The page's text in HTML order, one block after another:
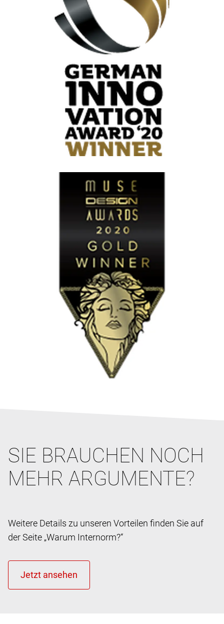
SIE BRAUCHEN NOCH
MEHR ARGUMENTE?
Weitere Details zu unseren Vorteilen finden Sie auf
der Seite „Warum Internorm?“